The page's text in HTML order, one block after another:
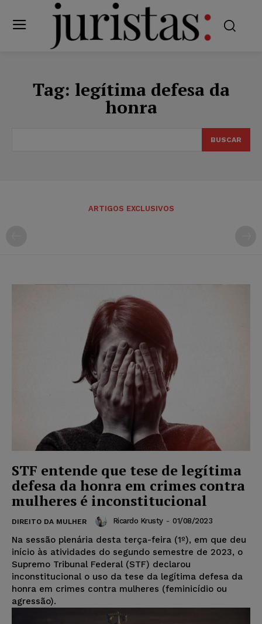
Tag: legítima defesa da
honra
BUSCAR
ARTIGOS EXCLUSIVOS
STF entende que tese de legítima
defesa da honra em crimes contra
mulheres é inconstitucional
DIREITO DA MULHER Ricardo Krusty - 01/08/2023
Na sessão plenária desta terça-feira (1º), em que deu
início às atividades do segundo semestre de 2023, o
Supremo Tribunal Federal (STF) declarou
inconstitucional o uso da tese da legítima defesa da
honra em crimes contra mulheres (feminicídio ou
agressão).